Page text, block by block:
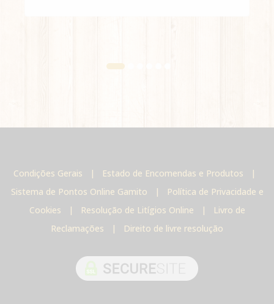
Condições Gerais | Estado de Encomendas e Produtos |
Sistema de Pontos Online Gamito |
Política de Privacidade e
Cookies | Resolução de Litígios Online |
Livro de
Reclamações | Direito de livre resolução